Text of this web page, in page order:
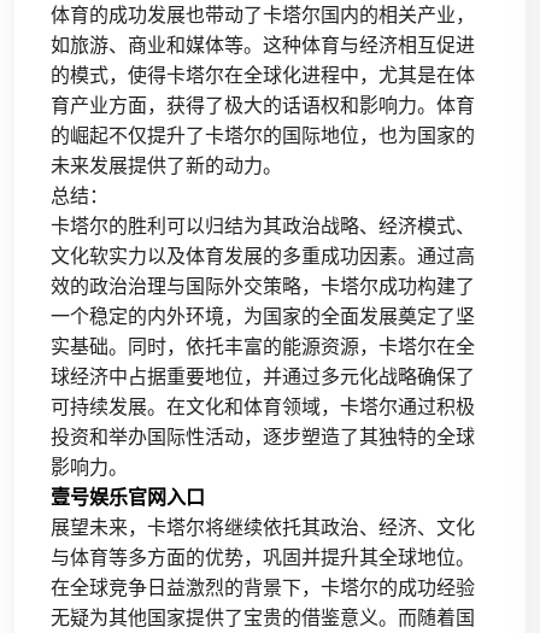
体育的成功发展也带动了卡塔尔国内的相关产业，
如旅游、商业和媒体等。这种体育与经济相互促进
的模式，使得卡塔尔在全球化进程中，尤其是在体
育产业方面，获得了极大的话语权和影响力。体育
的崛起不仅提升了卡塔尔的国际地位，也为国家的
未来发展提供了新的动力。
总结：
卡塔尔的胜利可以归结为其政治战略、经济模式、
文化软实力以及体育发展的多重成功因素。通过高
效的政治治理与国际外交策略，卡塔尔成功构建了
一个稳定的内外环境，为国家的全面发展奠定了坚
实基础。同时，依托丰富的能源资源，卡塔尔在全
球经济中占据重要地位，并通过多元化战略确保了
可持续发展。在文化和体育领域，卡塔尔通过积极
投资和举办国际性活动，逐步塑造了其独特的全球
影响力。
壹号娱乐官网入口
展望未来，卡塔尔将继续依托其政治、经济、文化
与体育等多方面的优势，巩固并提升其全球地位。
在全球竞争日益激烈的背景下，卡塔尔的成功经验
无疑为其他国家提供了宝贵的借鉴意义。而随着国